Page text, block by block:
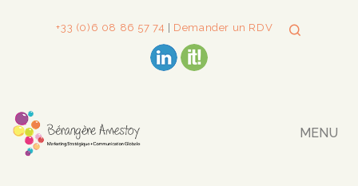
+33 (0)6 08 86 57 74 Demander un RDV
MENU